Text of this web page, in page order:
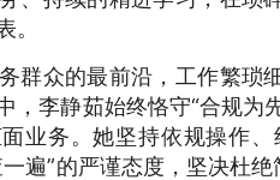
。
群众的最前沿，工作繁琐
，李静茹始终恪守“合规为
业务。她坚持依规操作
遍”的严谨态度，坚决杜